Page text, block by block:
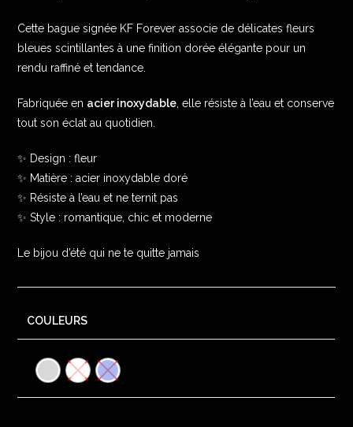
Cette bague signée KF Forever associe de délicates fleurs
bleues scintillantes à une finition dorée élégante pour un
rendu raffiné et tendance.
Fabriquée en acier inoxydable , elle résiste à l’eau et conserve
tout son éclat au quotidien.
✨ Design : fleur
✨ Matière : acier inoxydable doré
✨ Résiste à l’eau et ne ternit pas
✨ Style : romantique, chic et moderne
Le bijou d’été qui ne te quitte jamais
COULEURS